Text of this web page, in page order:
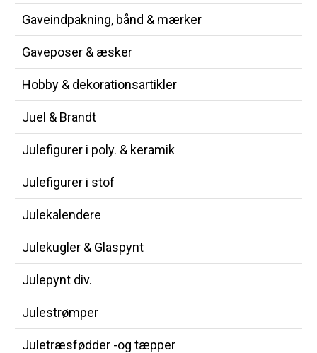
Gaveindpakning, bånd & mærker
Gaveposer & æsker
Hobby & dekorationsartikler
Juel & Brandt
Julefigurer i poly. & keramik
Julefigurer i stof
Julekalendere
Julekugler & Glaspynt
Julepynt div.
Julestrømper
Juletræsfødder -og tæpper